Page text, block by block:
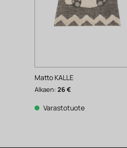
Matto KALLE
Alkaen: 26€
Varastotuote